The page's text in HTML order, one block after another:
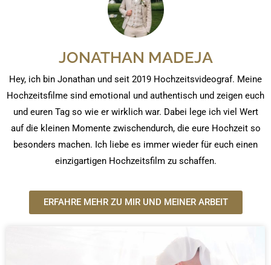
JONATHAN MADEJA
Hey, ich bin Jonathan und seit 2019 Hochzeitsvideograf. Meine
Hochzeitsfilme sind emotional und authentisch und zeigen euch
und euren Tag so wie er wirklich war. Dabei lege ich viel Wert
auf die kleinen Momente zwischendurch, die eure Hochzeit so
besonders machen. Ich liebe es immer wieder für euch einen
einzigartigen Hochzeitsfilm zu schaffen.
ERFAHRE MEHR ZU MIR UND MEINER ARBEIT